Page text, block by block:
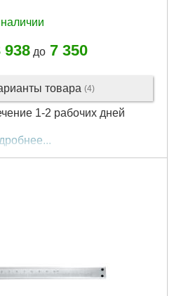
938до 7 350
товара (4)
1-2 рабочих дней